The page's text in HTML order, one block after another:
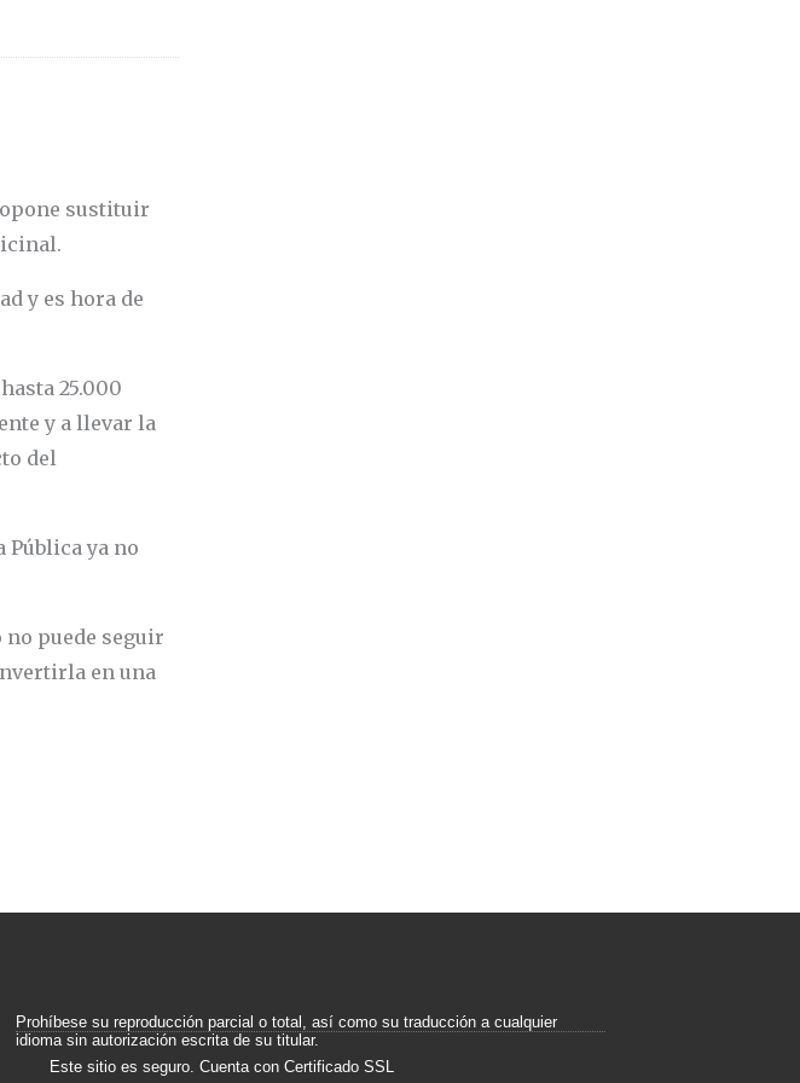
sustituir
y es hora de
25.000
y a llevar la
del
Pública ya no
no puede seguir
en una
Prohíbese su reproducción parcial o total, así como su traducción a cualquier
idioma sin autorización escrita de su titular.
Este sitio es seguro. Cuenta con Certificado SSL